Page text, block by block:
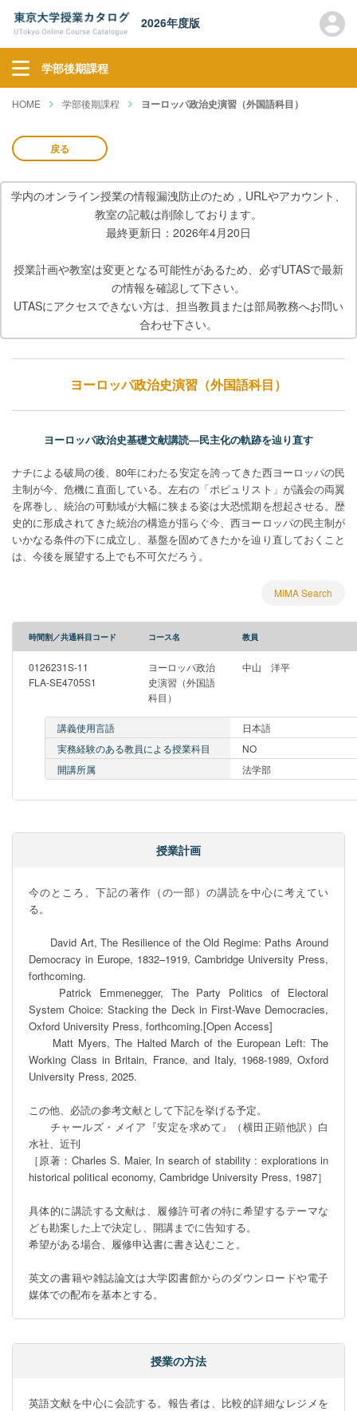
2026年度版
学部後期課程
HOME 学部後期課程 ヨーロッパ政治史演習（外国語科目）
戻る
学内のオンライン授業の情報漏洩防止のため，URLやアカウント、
教室の記載は削除しております。
最終更新日：2026年4月20日
授業計画や教室は変更となる可能性があるため、必ずUTASで最新
の情報を確認して下さい。
UTASにアクセスできない方は、担当教員または部局教務へお問い
合わせ下さい。
ヨーロッパ政治史演習（外国語科目）
ヨーロッパ政治史基礎文献講読―民主化の軌跡を辿り直す
ナチによる破局の後、80年にわたる安定を誇ってきた西ヨーロッパの民
主制が今、危機に直面している。左右の「ポピュリスト」が議会の両翼
を席巻し、統治の可動域が大幅に狭まる姿は大恐慌期を想起させる。歴
史的に形成されてきた統治の構造が揺らぐ今、西ヨーロッパの民主制が
いかなる条件の下に成立し、基盤を固めてきたかを辿り直しておくこと
は、今後を展望する上でも不可欠だろう。
MIMA Search
時間割／共通科目コード コース名 教員
0126231S-11
FLA-SE4705S1
ヨーロッパ政治
史演習（外国語
科目）
中山 洋平
講義使用言語
日本語
実務経験のある教員による授業科目
NO
開講所属
法学部
授業計画
今のところ、下記の著作（の一部）の講読を中心に考えてい
る。
David Art, The Resilience of the Old Regime: Paths Around
Democracy in Europe, 1832–1919, Cambridge University Press,
forthcoming.
Patrick Emmenegger, The Party Politics of Electoral
System Choice: Stacking the Deck in First-Wave Democracies,
Oxford University Press, forthcoming.[Open Access]
Matt Myers, The Halted March of the European Left: The
Working Class in Britain, France, and Italy, 1968-1989, Oxford
University Press, 2025.
この他、必読の参考文献として下記を挙げる予定。
チャールズ・メイア『安定を求めて』（横田正顕他訳）白
水社、近刊
［原著：Charles S. Maier, In search of stability : explorations in
historical political economy, Cambridge University Press, 1987］
具体的に講読する文献は、履修許可者の特に希望するテーマな
ども勘案した上で決定し、開講までに告知する。
希望がある場合、履修申込書に書き込むこと。
英文の書籍や雑誌論文は大学図書館からのダウンロードや電子
媒体での配布を基本とする。
授業の方法
英語文献を中心に会読する。報告者は、比較的詳細なレジメを